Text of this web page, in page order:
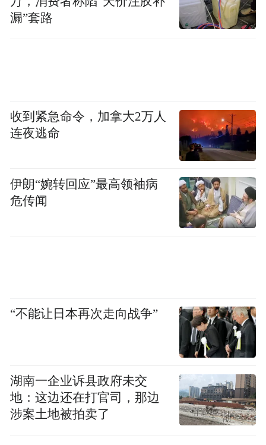
漏”套路
收到紧急命令，加拿大2万人
连夜逃命
伊朗“婉转回应”最高领袖病
危传闻
“不能让日本再次走向战争”
湖南一企业诉县政府未交
地：这边还在打官司，那边
涉案土地被拍卖了